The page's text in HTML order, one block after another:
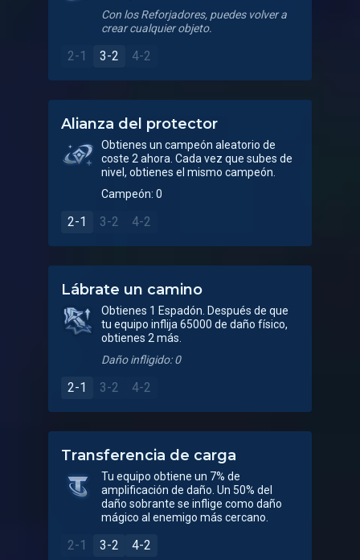
Con los Reforjadores, puedes volver a
crear cualquier objeto.
2-1 3-2 4-2
Alianza del protector
Obtienes un campeón aleatorio de
coste 2 ahora. Cada vez que subes de
nivel, obtienes el mismo campeón.
Campeón: 0
2-1 3-2 4-2
Lábrate un camino
Obtienes 1 Espadón. Después de que
tu equipo inflija 65000 de daño físico,
obtienes 2 más.
Daño infligido: 0
2-1 3-2 4-2
Transferencia de carga
Tu equipo obtiene un 7% de
amplificación de daño. Un 50% del
daño sobrante se inflige como daño
mágico al enemigo más cercano.
2-1 3-2 4-2